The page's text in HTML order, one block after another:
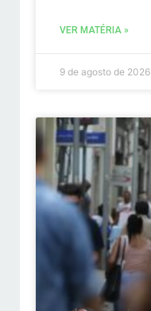
VER MATÉRIA »
9 de agosto de 2026